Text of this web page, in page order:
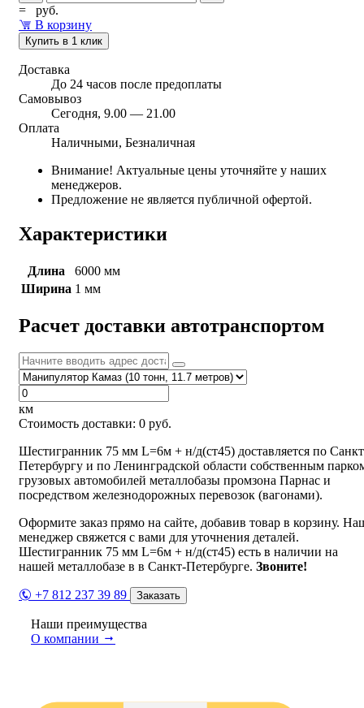
=
руб.
В корзину
Купить в 1 клик
Доставка
До 24 часов после предоплаты
Самовывоз
Сегодня, 9.00 — 21.00
Оплата
Наличными, Безналичная
Внимание! Актуальные цены уточняйте у наших
менеджеров.
Предложение не является публичной офертой.
Характеристики
Длина
6000 мм
Ширина 1 мм
Расчет доставки автотранспортом
км
Стоимость доставки: 0 руб.
Шестигранник 75 мм L=6м + н/д(ст45) доставляется по
Петербургу и по Ленинградской области собственным
грузовых автомобилей металлобазы промзона Парнас и
посредством железнодорожных перевозок (вагонами).
Оформите заказ прямо на сайте, добавив товар в корзину.
менеджер свяжется с вами для уточнения деталей.
Шестигранник 75 мм L=6м + н/д(ст45) есть в наличии на
нашей металлобазе в в Санкт-Петербурге. Звоните!
+7 812 237 39 89 Заказать
Наши преимущества
О компании